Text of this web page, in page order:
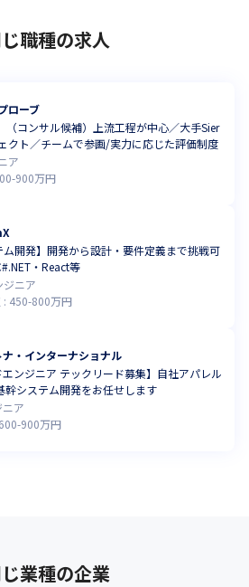
職種の求人
ローブ
コンサル候補）上流工程が中心／大手Sier
クト／チームで参画/実力に応じた評価制度
ア
-900万円
ム開発】開発から設計・要件定義まで挑戦可
・React等
ジニア
: 450-800万円
・インターナショナル
エンジニア テックリード募集】自社アパレル
幹システム開発をお任せします
ア
600-900万円
業種の企業